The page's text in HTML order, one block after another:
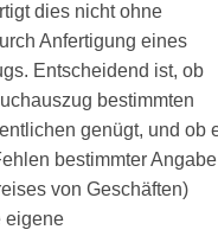
dies nicht ohne
Anfertigung eines
Entscheidend ist, ob
bestimmten
genügt, und ob
bestimmter
von Geschäften)
eigene